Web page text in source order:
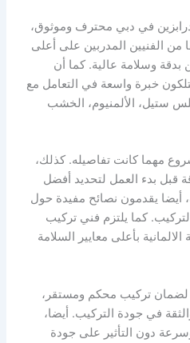
في دبي محترف وموثوق،
من الفنيين المدربين على أعلى
وسلامة عالية. كما أن
خبرة واسعة في التعامل مع
ستيل، الألمنيوم، الخشب
مهما كانت تفاصيله. كذلك،
قبل بدء العمل لتحديد أفضل
أيضا يقدمون نصائح مفيدة حول
التركيب. كما يلتزم فني تركيب
بأعلى معايير السلامة
تركيب محكم ومستقر،
في جودة التركيب. أيضا،
دون التأثير على جودة